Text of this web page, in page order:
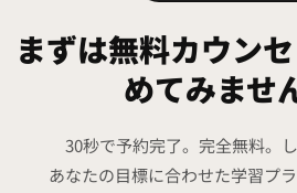
まずは無料カウン
めてみませ
30秒で予約完了。完全無料。
あなたの目標に合わせた学習プ